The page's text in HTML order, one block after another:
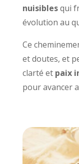
nuisiblesqui
évolution au
Ce
et doutes, et
clarté et paix
pour avancer